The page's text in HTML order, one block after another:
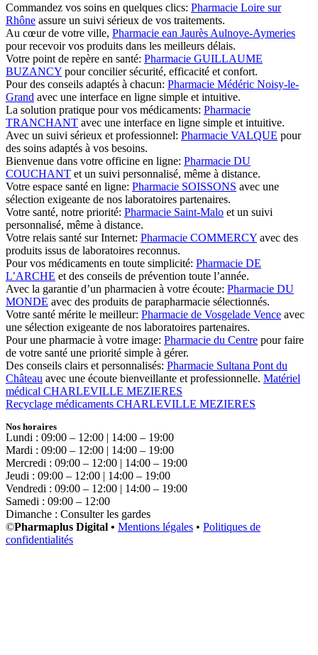
Commandez vos soins en quelques clics: Pharmacie Loire sur
Rhône assure un suivi sérieux de vos traitements.
Au cœur de votre ville, Pharmacie ean Jaurès Aulnoye-Aymeries
pour recevoir vos produits dans les meilleurs délais.
Votre point de repère en santé: Pharmacie GUILLAUME
BUZANCY pour concilier sécurité, efficacité et confort.
Pour des conseils adaptés à chacun: Pharmacie Médéric Noisy-le-
Grand avec une interface en ligne simple et intuitive.
La solution pratique pour vos médicaments: Pharmacie
TRANCHANT avec une interface en ligne simple et intuitive.
Avec un suivi sérieux et professionnel: Pharmacie VALQUE pour
des soins adaptés à vos besoins.
Bienvenue dans votre officine en ligne: Pharmacie DU
COUCHANT et un suivi personnalisé, même à distance.
Votre espace santé en ligne: Pharmacie SOISSONS avec une
sélection exigeante de nos laboratoires partenaires.
Votre santé, notre priorité: Pharmacie Saint-Malo et un suivi
personnalisé, même à distance.
Votre relais santé sur Internet: Pharmacie COMMERCY avec des
produits issus de laboratoires reconnus.
Pour vos médicaments en toute simplicité: Pharmacie DE
L’ARCHE et des conseils de prévention toute l’année.
Avec la garantie d’un pharmacien à votre écoute: Pharmacie DU
MONDE avec des produits de parapharmacie sélectionnés.
Votre santé mérite le meilleur: Pharmacie de Vosgelade Vence avec
une sélection exigeante de nos laboratoires partenaires.
Pour une pharmacie à votre image: Pharmacie du Centre pour faire
de votre santé une priorité simple à gérer.
Des conseils clairs et personnalisés: Pharmacie Sultana Pont du
Château avec une écoute bienveillante et professionnelle. Matériel
médical CHARLEVILLE MEZIERES
Recyclage médicaments CHARLEVILLE MEZIERES
Nos horaires
Lundi : 09:00 – 12:00 | 14:00 – 19:00
Mardi : 09:00 – 12:00 | 14:00 – 19:00
Mercredi : 09:00 – 12:00 | 14:00 – 19:00
Jeudi : 09:00 – 12:00 | 14:00 – 19:00
Vendredi : 09:00 – 12:00 | 14:00 – 19:00
Samedi : 09:00 – 12:00
Dimanche : Consulter les gardes
©Pharmaplus Digital • Mentions légales • Politiques de
confidentialités